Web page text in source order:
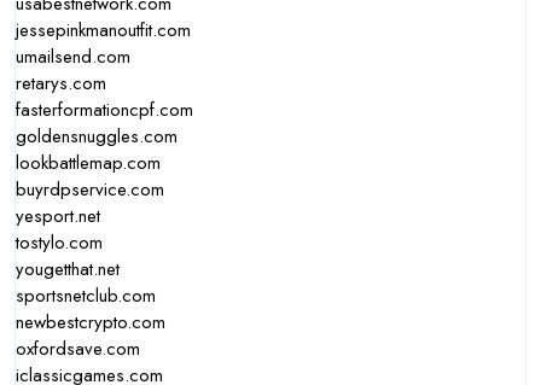
jessepinkmanoutfit.com
umailsend.com
retarys.com
fasterformationcpf.com
goldensnuggles.com
lookbattlemap.com
buyrdpservice.com
yesport.net
tostylo.com
yougetthat.net
sportsnetclub.com
newbestcrypto.com
oxfordsave.com
iclassicgames.com